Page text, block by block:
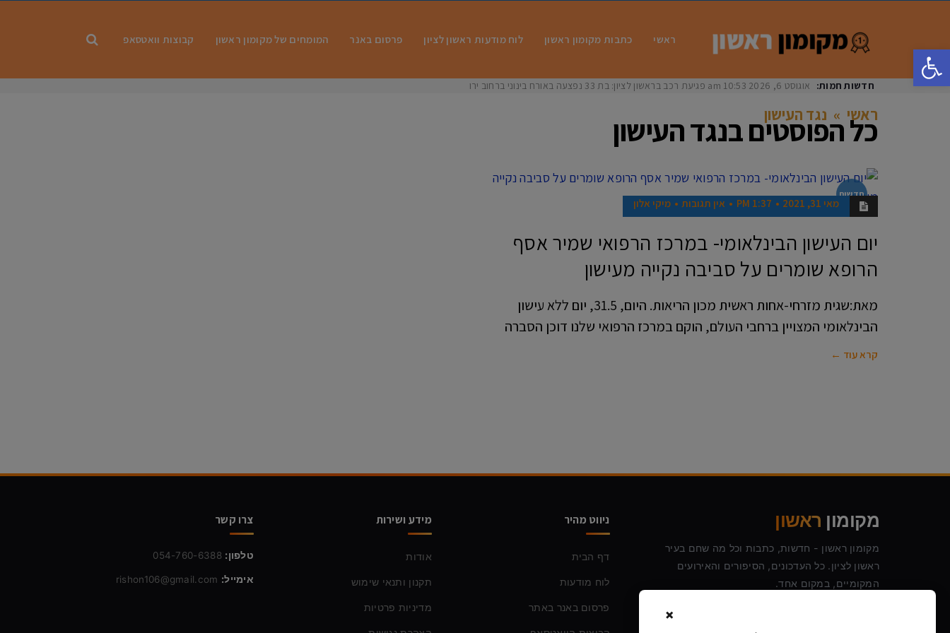
פתח סרגל נגישות
ראשי כתבות מקומון ראשון לוח מודעות ראשון לציון פרסום באנר המומחים של מקומון ראשון קבוצות וואטסאפ
חדשות חמות: אוגוסט 6, 2026 10:53 am פגיעת רכב בראשון לציון: בת 33 נפצעה באורח בינוני ברחוב ירושלי
ראשי » נגד העישון
כל הפוסטים בנגד העישון
חדשות
מאי 31, 2021 1:37 PM אין תגובות מיקי אלון
יום העישון הבינלאומי- במרכז הרפואי שמיר אסף
הרופא שומרים על סביבה נקייה מעישון
מאת:שגית מזרחי-אחות ראשית מכון הריאות. היום, 31.5, יום ללא עישון
הבינלאומי המצויין ברחבי העולם, הוקם במרכז הרפואי שלנו דוכן הסברה
קרא עוד ←
מקומון ראשון
מקומון ראשון - חדשות, כתבות וכל מה שחם בעיר
ראשון לציון. כל העדכונים, הסיפורים והאירועים
המקומיים, במקום אחד.
ניווט מהיר
דף הבית
לוח מודעות
פרסום באנר באתר
מידע ושירות
אודות
תקנון ותנאי שימוש
מדיניות פרטיות
צרו קשר
טלפון: 054-760-6388
אימייל: rishon106@gmail.com
×